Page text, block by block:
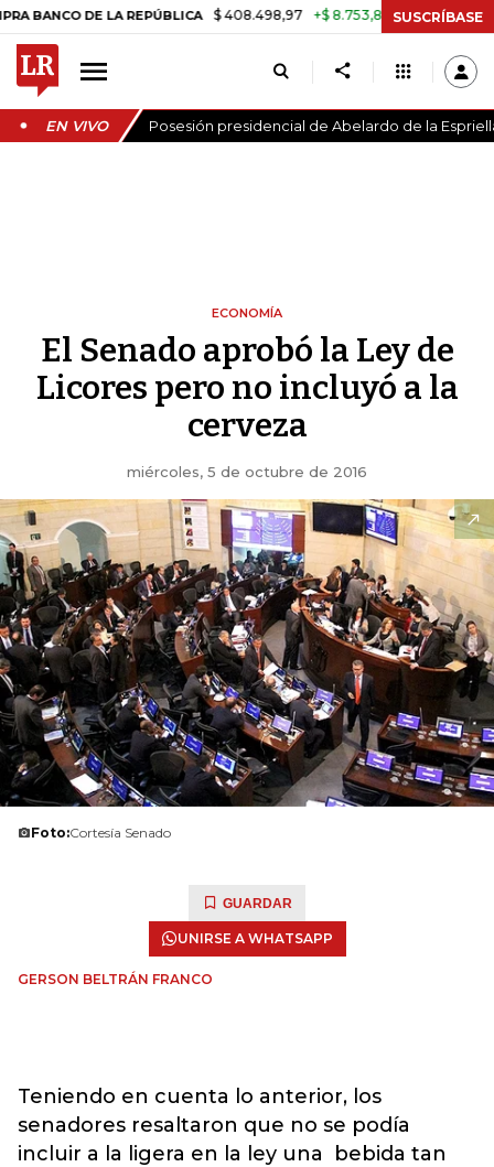
DE LA REPÚBLICA $ 408.498,97 +$ 8.753,81 +2,19% TASA DE
SUSCRÍBASE
EN VIVO Posesión presidencial de Abelardo de la
ECONOMÍA
El Senado aprobó la Ley de
Licores pero no incluyó a la
cerveza
miércoles, 5 de octubre de 2016
Foto:Cortesía Senado
GUARDAR
UNIRSE A WHATSAPP
GERSON BELTRÁN FRANCO
Teniendo en cuenta lo anterior, los
senadores resaltaron que no se podía
incluir a la ligera en la ley una bebida tan